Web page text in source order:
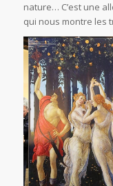
nature… C’est une
qui nous montre les